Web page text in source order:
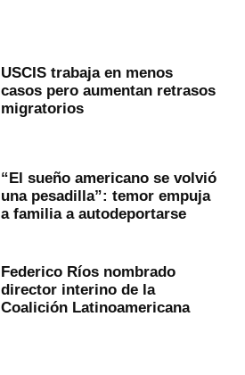
USCIS trabaja en menos
casos pero aumentan retrasos
migratorios
“El sueño americano se volvió
una pesadilla”: temor empuja
a familia a autodeportarse
Federico Ríos nombrado
director interino de la
Coalición Latinoamericana